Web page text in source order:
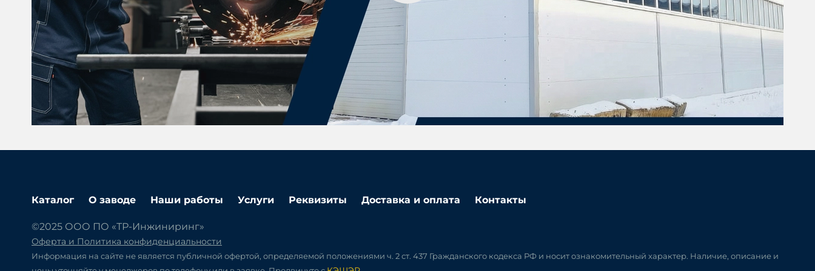
Каталог О заводе Наши работы Услуги Реквизиты Доставка и оплата Контакты
©2025 ООО ПО «ТР-Инжиниринг»
Оферта и Политика конфиденциальности
Информация на сайте не является публичной офертой, определяемой положениями ч. 2 ст. 437 Гражданского кодекса РФ и носит ознакомительный характер. Наличие, описание и